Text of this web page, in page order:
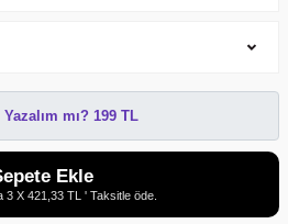
mı? 199 TL
Ekle
3 X 421,33 TL ' Taksitle öde.